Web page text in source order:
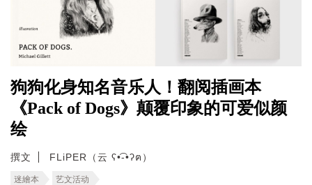
狗狗化身知名音乐人！翻阅插画本
《Pack of Dogs》颠覆印象的可爱似颜
绘
撰文 FLiPER（云 ʕ•͡-•ʔฅ）
迷繪本 艺文活动